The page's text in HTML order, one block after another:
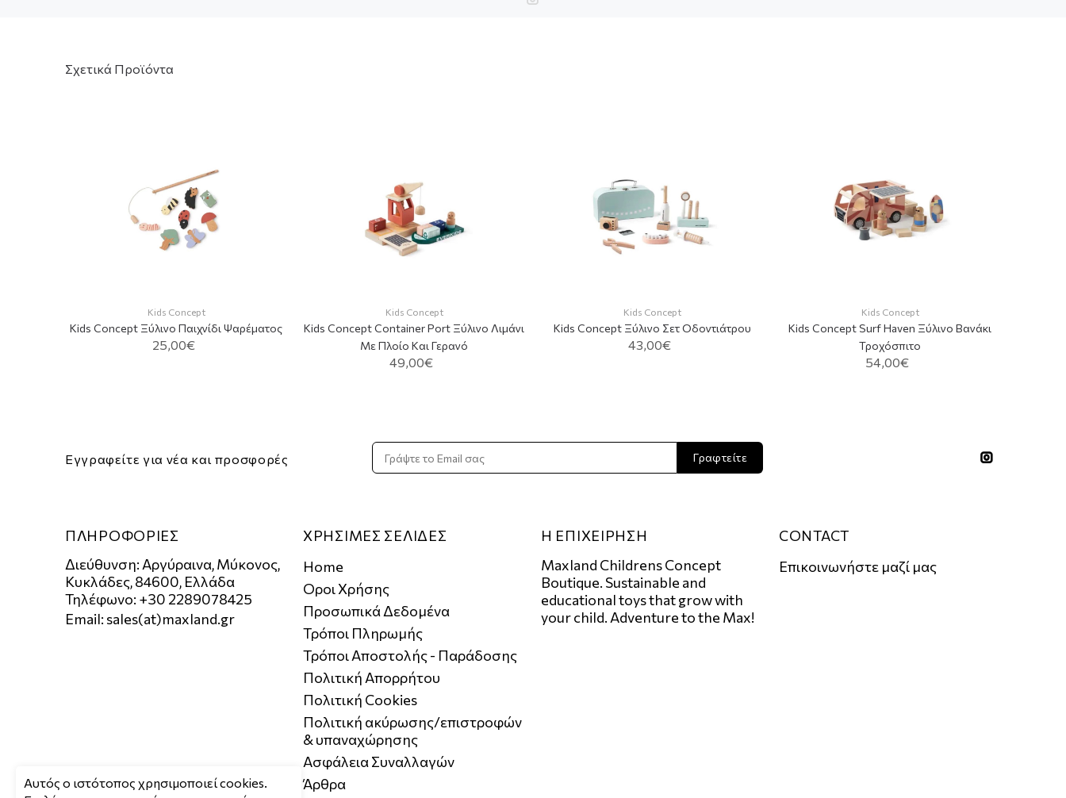
Σχετικά Προϊόντα
Kids Concept
Kids Concept Ξύλινο Παιχνίδι Ψαρέματος
25,00€
Kids Concept
Kids Concept Container Port Ξύλινο Λιμάνι
Με Πλοίο Και Γερανό
49,00€
Kids Concept
Kids Concept Ξύλινο Σετ Οδοντιάτρου
43,00€
Kids Concept
Kids Concept Surf Haven Ξύλινο Βανάκι
Τροχόσπιτο
54,00€
Εγγραφείτε για νέα και προσφορές Γραφτείτε
ΠΛΗΡΟΦΟΡΙΕΣ
Διεύθυνση: Αργύραινα, Μύκονος,
Κυκλάδες, 84600, Ελλάδα
Τηλέφωνο: +30 2289078425
Email: sales(at)maxland.gr
ΧΡΗΣΙΜΕΣ ΣΕΛΙΔΕΣ
Home
Οροι Χρήσης
Προσωπικά Δεδομένα
Τρόποι Πληρωμής
Τρόποι Αποστολής - Παράδοσης
Πολιτική Απορρήτου
Πολιτική Cookies
Πολιτική ακύρωσης/επιστροφών
& υπαναχώρησης
Ασφάλεια Συναλλαγών
Άρθρα
Η ΕΠΙΧΕΙΡΗΣΗ
Maxland Childrens Concept
Boutique. Sustainable and
educational toys that grow with
your child. Adventure to the Max!
CONTACT
Επικοινωνήστε μαζί μας
Aυτός ο ιστότοπος χρησιμοποιεί cookies.